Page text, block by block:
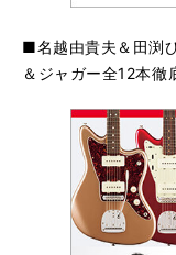
■名越由貴夫＆田渕
＆ジャガー全12本徹